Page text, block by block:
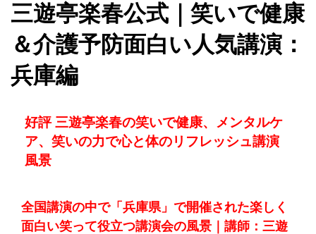
三遊亭楽春公式｜笑いで健康
＆介護予防面白い人気講演：
兵庫編
好評 三遊亭楽春の笑いで健康、メンタルケ
ア、笑いの力で心と体のリフレッシュ講演
風景
全国講演の中で「兵庫県」で開催された楽しく
面白い笑って役立つ講演会の風景｜講師：三遊